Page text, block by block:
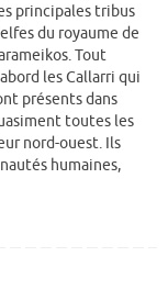
principales tribus
du royaume de
Tout
les Callarri qui
présents dans
toutes les
nord-ouest. Ils
humaines,